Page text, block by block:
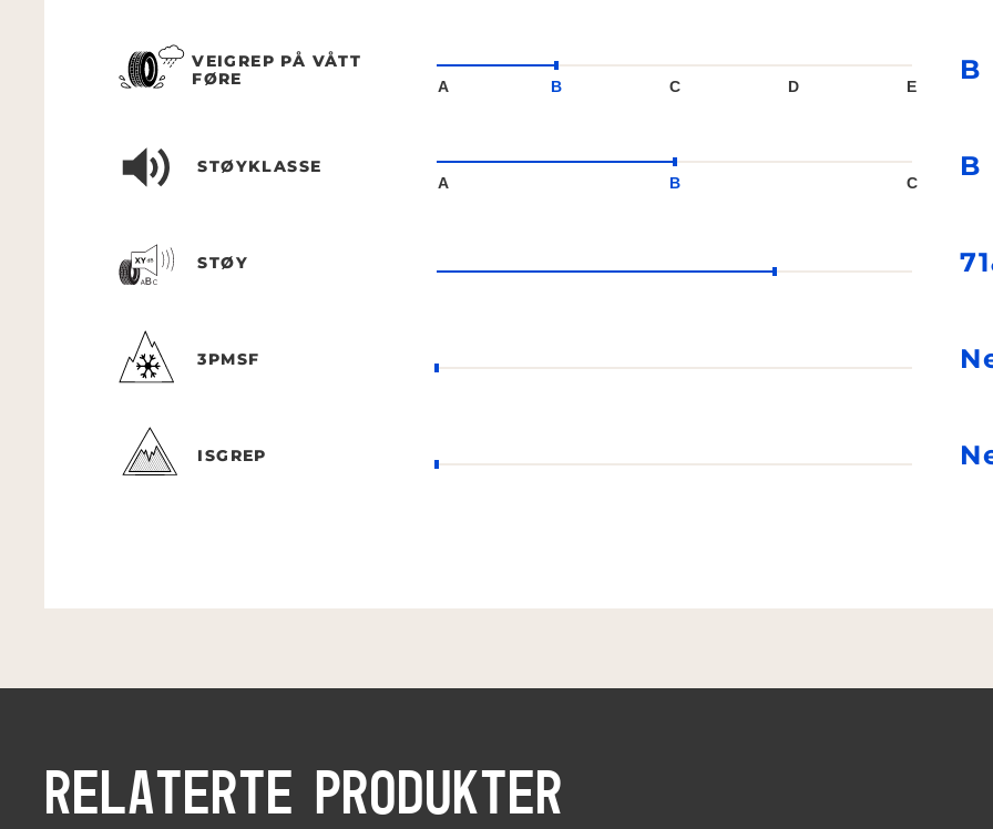
VEIGREP PÅ VÅTT
FØRE
A B C D E
B
STØYKLASSE
A B C
B
STØY 71
3PMSF
ISGREP
RELATERTE PRODUKTER